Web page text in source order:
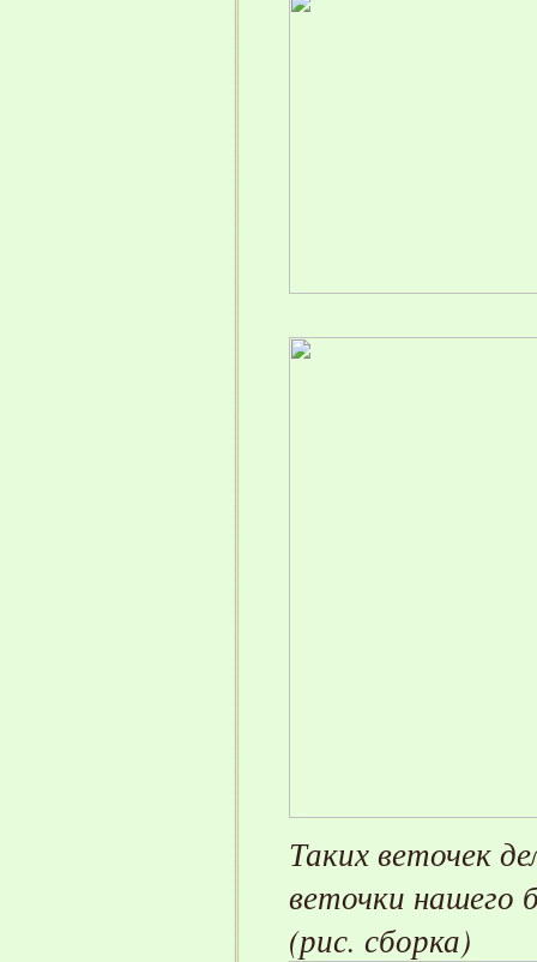
Таких веточек
веточки нашего
(рис. сборка)